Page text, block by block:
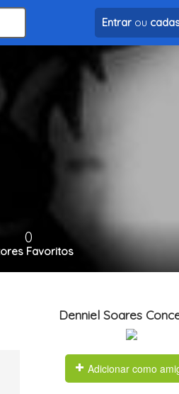
Entrar ou
0
Favoritos
Denniel Soares
Adicionar como